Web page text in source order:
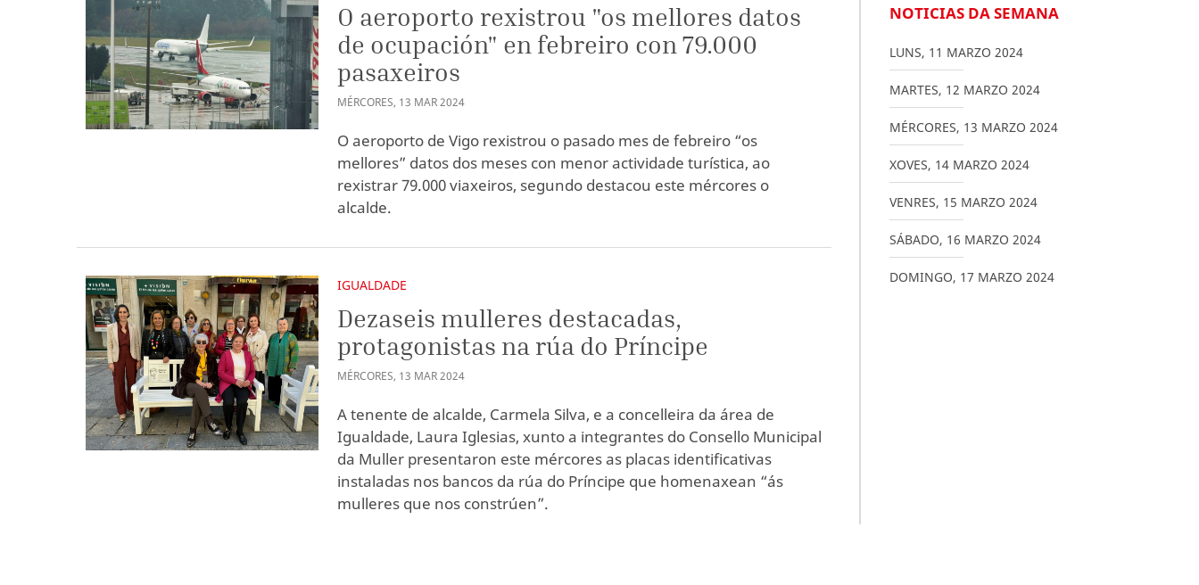
O aeroporto rexistrou "os mellores datos
de ocupación" en febreiro con 79.000
pasaxeiros
MÉRCORES, 13 MAR2024
O aeroporto de Vigo rexistrou o pasado mes de febreiro “os
mellores” datos dos meses con menor actividade turística, ao
rexistrar 79.000 viaxeiros, segundo destacou este mércores o
alcalde.
IGUALDADE
Dezaseis mulleres destacadas,
protagonistas na rúa do Príncipe
MÉRCORES, 13 MAR2024
A tenente de alcalde, Carmela Silva, e a concelleira da área de
Igualdade, Laura Iglesias, xunto a integrantes do Consello Municipal
da Muller presentaron este mércores as placas identificativas
instaladas nos bancos da rúa do Príncipe que homenaxean “ás
mulleres que nos constrúen”.
NOTICIAS DA SEMANA
LUNS, 11 MARZO 2024
MARTES, 12 MARZO 2024
MÉRCORES, 13 MARZO 2024
XOVES, 14 MARZO 2024
VENRES, 15 MARZO 2024
SÁBADO, 16 MARZO 2024
DOMINGO, 17 MARZO 2024